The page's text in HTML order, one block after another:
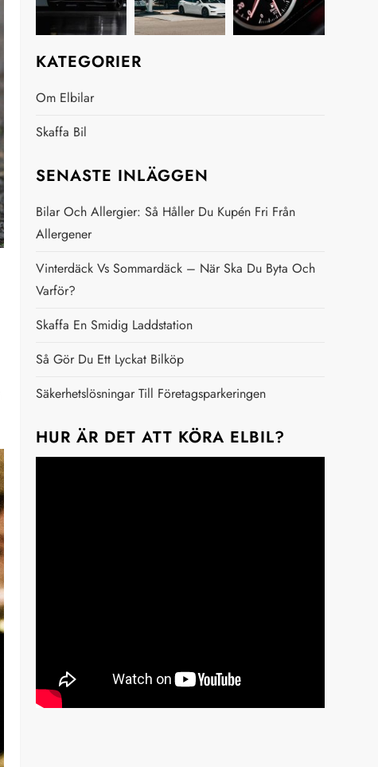
KATEGORIER
Om Elbilar
Skaffa Bil
SENASTE INLÄGGEN
Bilar Och Allergier: Så Håller Du Kupén Fri Från
Allergener
Vinterdäck Vs Sommardäck – När Ska Du Byta Och
Varför?
Skaffa En Smidig Laddstation
Så Gör Du Ett Lyckat Bilköp
Säkerhetslösningar Till Företagsparkeringen
HUR ÄR DET ATT KÖRA ELBIL?